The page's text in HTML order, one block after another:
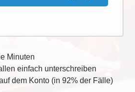
Minuten
einfach unterschreiben
dem Konto (in 92% der Fälle)